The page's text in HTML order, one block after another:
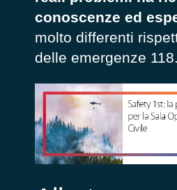
conoscenze ed
molto differenti
delle emergenze 118.